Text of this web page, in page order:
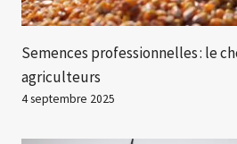
Semences professionnelles : le
agriculteurs
4 septembre 2025